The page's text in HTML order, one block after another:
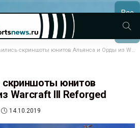
Все
МАТЧИ
скриншоты юнитов Альянса и Орды из Warcraft III Reforged
скриншоты юнитов
Warcraft III Reforged
14.10.2019